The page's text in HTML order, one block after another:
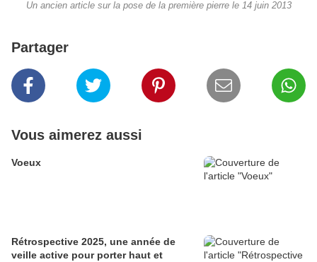
Un ancien article sur la pose de la première pierre le 14 juin 2013
Partager
Vous aimerez aussi
Voeux
Rétrospective 2025, une année de
veille active pour porter haut et